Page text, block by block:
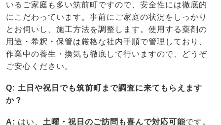
いるご家庭も多い筑前町ですので、安全性には徹底的
にこだわっています。事前にご家庭の状況をしっかり
とお伺いし、施工方法を調整します。使用する薬剤の
用途・希釈・保管は厳格な社内手順で管理しており、
作業中の養生・換気も徹底して行いますので、どうぞ
ご安心ください。
Q: 土日や祝日でも筑前町まで調査に来てもらえます
か？
A: はい、 土曜・祝日のご訪問も喜んで対応可能です。